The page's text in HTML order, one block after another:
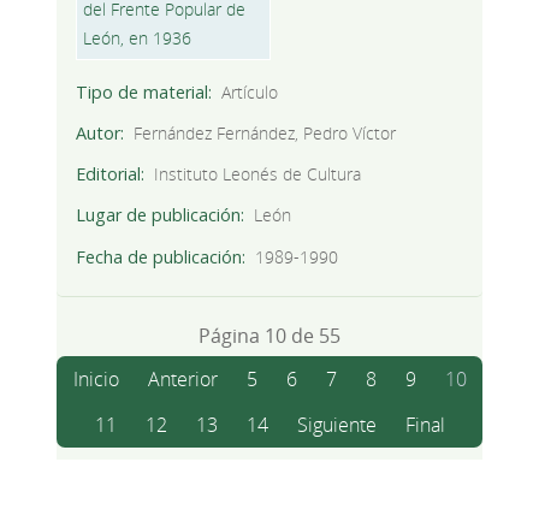
Tipo de material
Artículo
Autor
Fernández Fernández, Pedro Víctor
Editorial
Instituto Leonés de Cultura
Lugar de publicación
León
Fecha de publicación
1989-1990
Página 10 de 55
Inicio
Anterior 5 6 7 8 9
10
11
12 13 14 Siguiente Final